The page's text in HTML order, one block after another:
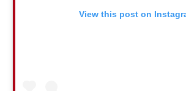
View this post on